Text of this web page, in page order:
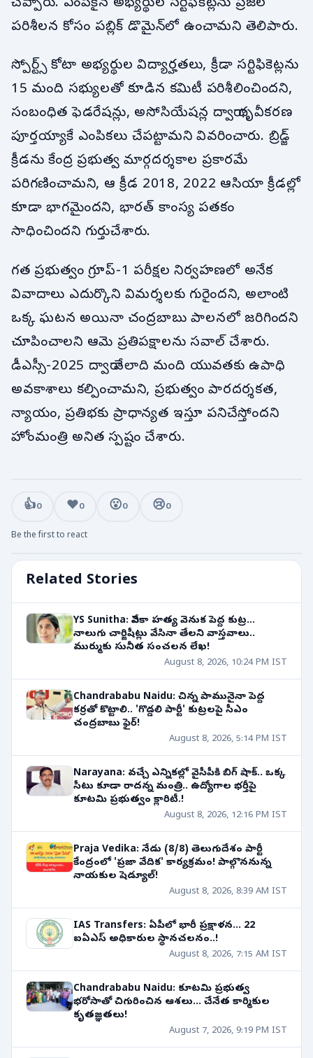
పరిశీలన కోసం పబ్లిక్ డొమైన్‌లో ఉంచామని తెలిపారు.
స్పోర్ట్స్ కోటా అభ్యర్థుల విద్యార్హతలు, క్రీడా సర్టిఫికెట్లను
15 మంది సభ్యులతో కూడిన కమిటీ పరిశీలించిందని,
సంబంధిత ఫెడరేషన్లు, అసోసియేషన్ల ద్వారా ధృవీకరణ
పూర్తయ్యాకే ఎంపికలు చేపట్టామని వివరించారు. బ్రిడ్జ్
క్రీడను కేంద్ర ప్రభుత్వ మార్గదర్శకాల ప్రకారమే
పరిగణించామని, ఆ క్రీడ 2018, 2022 ఆసియా క్రీడల్లో
కూడా భాగమైందని, భారత్ కాంస్య పతకం
సాధించిందని గుర్తుచేశారు.
గత ప్రభుత్వం గ్రూప్-1 పరీక్షల నిర్వహణలో అనేక
వివాదాలు ఎదుర్కొని విమర్శలకు గురైందని, అలాంటి
ఒక్క ఘటన అయినా చంద్రబాబు పాలనలో జరిగిందని
చూపించాలని ఆమె ప్రతిపక్షాలను సవాల్ చేశారు.
డీఎస్సీ-2025 ద్వారా వేలాది మంది యువతకు ఉపాధి
అవకాశాలు కల్పించామని, ప్రభుత్వం పారదర్శకత,
న్యాయం, ప్రతిభకు ప్రాధాన్యత ఇస్తూ పనిచేస్తోందని
హోంమంత్రి అనిత స్పష్టం చేశారు.
Related Stories
YS Sunitha: వివేకా హత్య వెనుక పెద్ద కుట్ర...
నాలుగు చార్జిషీట్లు వేసినా తేలని వాస్తవాలు..
ముర్ముకు సునీత సంచలన లేఖ!
August 8, 2026, 10:24 PM IST
Chandrababu Naidu: చిన్న పామునైనా పెద్ద
కర్రతో కొట్టాలి.. 'గొడ్డలి పార్టీ' కుట్రలపై సీఎం
చంద్రబాబు ఫైర్!
August 8, 2026, 5:14 PM IST
Narayana: వచ్చే ఎన్నికల్లో వైసీపీకి బిగ్ షాక్.. ఒక్క
సీటు కూడా రాదన్న మంత్రి.. ఉద్యోగాల భర్తీపై
కూటమి ప్రభుత్వం క్లారిటీ.!
August 8, 2026, 12:16 PM IST
Praja Vedika: నేడు (8/8) తెలుగుదేశం పార్టీ
కేంద్రంలో 'ప్రజా వేదిక' కార్యక్రమం! పాల్గొననున్న
నాయకుల షెడ్యూల్!
August 8, 2026, 8:39 AM IST
IAS Transfers: ఏపీలో భారీ ప్రక్షాళన... 22
ఐఏఎస్ అధికారుల స్థానచలనం..!
August 8, 2026, 7:15 AM IST
Chandrababu Naidu: కూటమి ప్రభుత్వ
భరోసాతో చిగురించిన ఆశలు... చేనేత కార్మికుల
కృతజ్ఞతలు!
August 7, 2026, 9:19 PM IST
👍0 ❤️0 😮0 😢0
Be the first to react